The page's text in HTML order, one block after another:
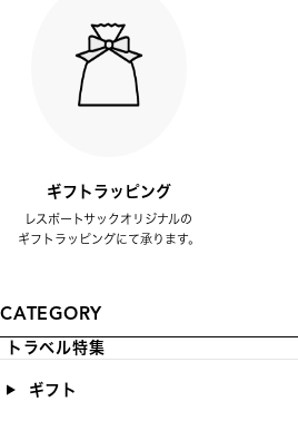
ギフトラッピング
レスポートサックオリジナルの
ギフトラッピングにて承ります。
CATEGORY
トラベル特集
ギフト